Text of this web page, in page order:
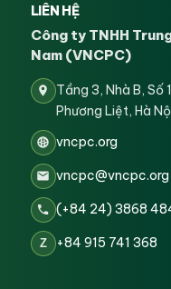
LIÊN HỆ
Công ty TNHH
Nam (VNCPC)
Tầng 3, Nhà B, Số
Phương Liệt, Hà
vncpc.org
vncpc@vncpc.org
(+84 24) 3868
Z +84 915 741 368